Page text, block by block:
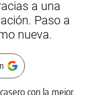
a una
Paso a
nueva.